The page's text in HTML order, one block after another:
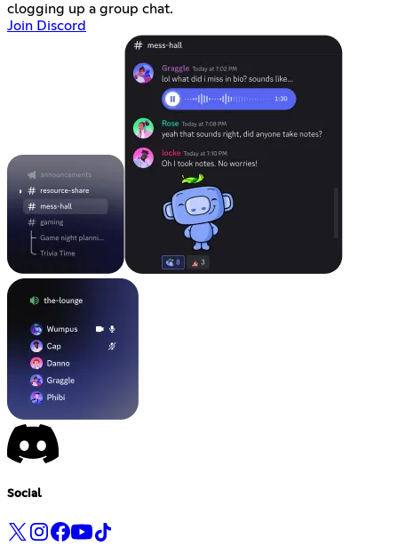
clogging up a group chat.
Join Discord
Social